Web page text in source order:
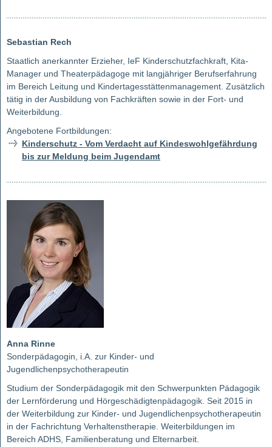
Sebastian Rech
Staatlich anerkannter Erzieher, IeF Kinderschutzfachkraft, Kita-
Manager und Theaterpädagoge mit langjähriger Berufserfahrung
im Bereich Leitung und Kindertagesstättenmanagement. Zusätzlich
tätig in der Ausbildung von Fachkräften sowie in der Fort- und
Weiterbildung.
Angebotene Fortbildungen:
Kinderschutz - Vom Verdacht auf Kindeswohlgefährdung
bis zur Meldung beim Jugendamt
Anna Rinne
Sonderpädagogin, i.A. zur Kinder- und
Jugendlichenpsychotherapeutin
Studium der Sonderpädagogik mit den Schwerpunkten Pädagogik
der Lernförderung und Hörgeschädigtenpädagogik. Seit 2015 in
der Weiterbildung zur Kinder- und Jugendlichenpsychotherapeutin
in der Fachrichtung Verhaltenstherapie. Weiterbildungen im
Bereich ADHS, Familienberatung und Elternarbeit.